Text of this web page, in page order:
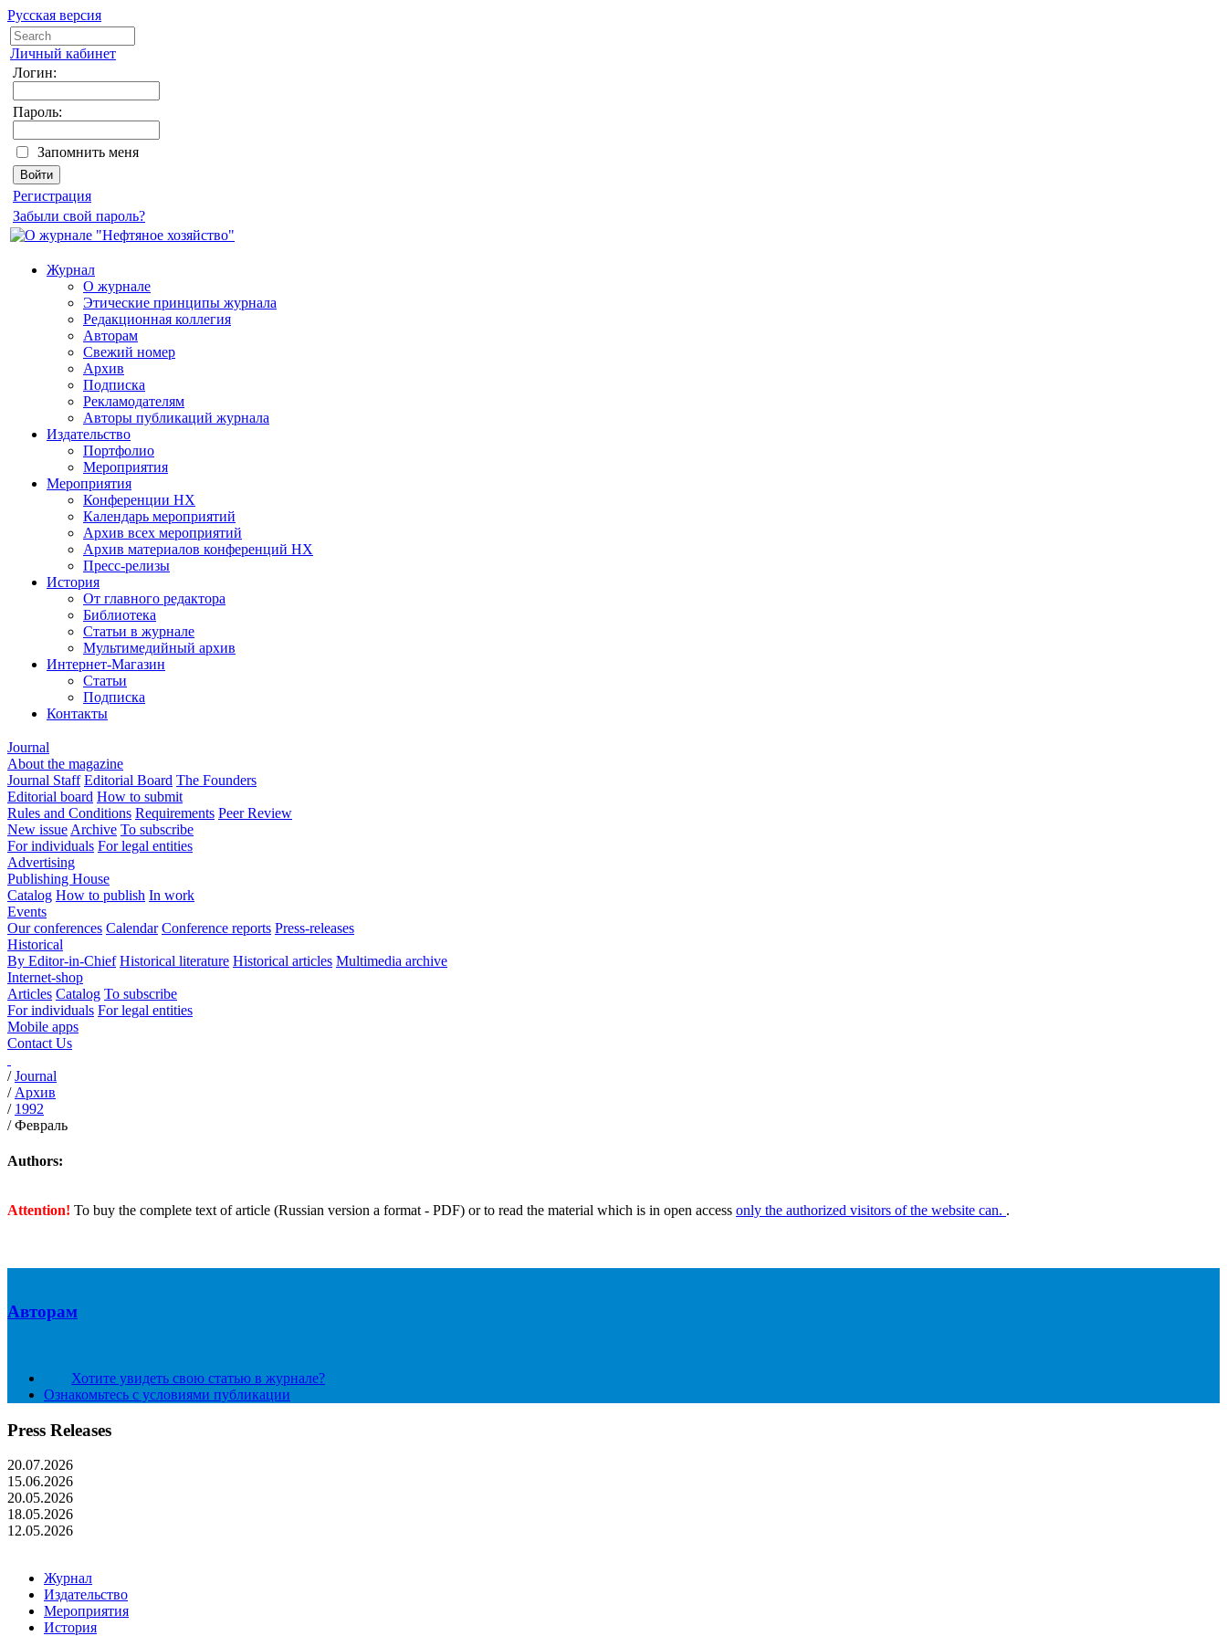
Русская версия
Личный кабинет
Логин:
Пароль:
Запомнить меня
Регистрация
Забыли свой пароль?
Журнал
О журнале
Этические принципы журнала
Редакционная коллегия
Авторам
Свежий номер
Архив
Подписка
Рекламодателям
Авторы публикаций журнала
Издательство
Портфолио
Мероприятия
Мероприятия
Конференции НХ
Календарь мероприятий
Архив всех мероприятий
Архив материалов конференций НХ
Пресс-релизы
История
От главного редактора
Библиотека
Статьи в журнале
Мультимедийный архив
Интернет-Магазин
Статьи
Подписка
Контакты
Journal
About the magazine
Journal Staff Editorial Board The Founders
Editorial board How to submit
Rules and Conditions Requirements Peer Review
New issue Archive To subscribe
For individuals For legal entities
Advertising
Publishing House
Catalog How to publish In work
Events
Our conferences Calendar Conference reports Press-releases
Historical
By Editor-in-Chief Historical literature Historical articles Multimedia archive
Internet-shop
Articles Catalog To subscribe
For individuals For legal entities
Mobile apps
Contact Us
/Journal
/ Архив
/ 1992
/Февраль
Authors:
Attention! To buy the complete text of article (Russian version a format - PDF) or to read the material which is in open access only the authorized visitors of the website can. .
Авторам
Хотите увидеть свою статью в журнале?
Ознакомьтесь с условиями публикации
Press Releases
20.07.2026
15.06.2026
20.05.2026
18.05.2026
12.05.2026
Журнал
Издательство
Мероприятия
История